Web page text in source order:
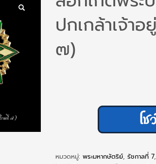
ปกเกล้าเจ้า
๗)
หมวดหมู่: พระมหากษัตริย์, รัชกาลที่ 7,